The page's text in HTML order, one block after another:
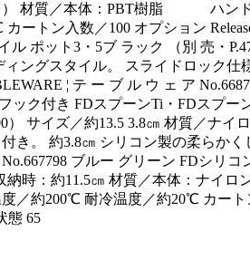
材質／本体：PBT樹脂 ハンド
ートン入数／100 オプション
ポット3・5ブ ラック （別 売・
ングスタイル。 スライドロック仕
¦ テ ー ブ ル ウ ェ ア
ック付き FDスプーンTi・FDスプー
サイズ／約13.5 3.8㎝ 材質／ナイ
き。 約3.8㎝ シリコン製の柔らか
ブルー グリーン FDシリコ
：約11.5㎝ 材質／本体：ナイロ
200℃ 耐冷温度／約­20℃ カート
態 65